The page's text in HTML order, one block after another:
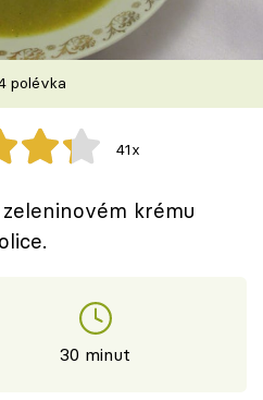
polévka
41x
krému
30 minut